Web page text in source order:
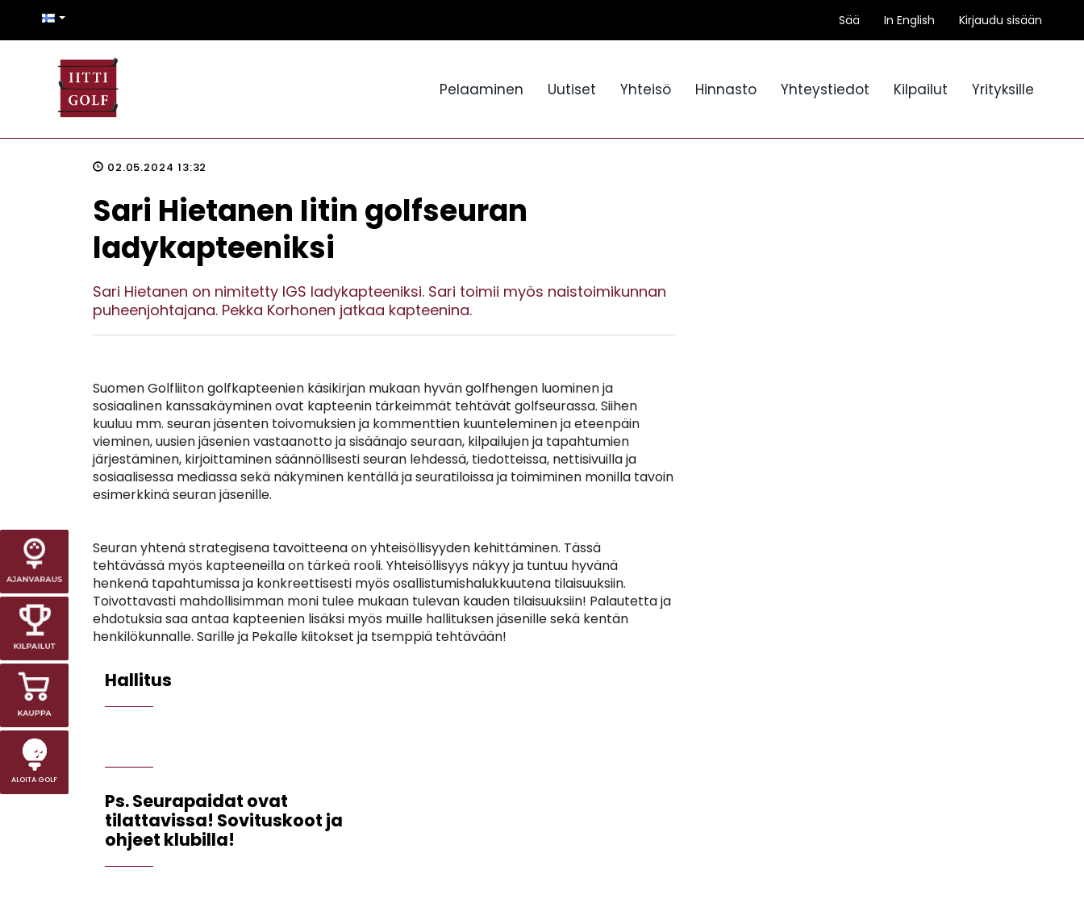
Sää In English Kirjaudu sisään
Pelaaminen Uutiset Yhteisö Hinnasto Yhteystiedot Kilpailut Yrityksille
ALOITA GOLF
02.05.2024 13:32
Sari Hietanen Iitin golfseuran
ladykapteeniksi
Sari Hietanen on nimitetty IGS ladykapteeniksi. Sari toimii myös naistoimikunnan
puheenjohtajana. Pekka Korhonen jatkaa kapteenina.
Suomen Golfliiton golfkapteenien käsikirjan mukaan hyvän golfhengen luominen ja
sosiaalinen kanssakäyminen ovat kapteenin tärkeimmät tehtävät golfseurassa. Siihen
kuuluu mm. seuran jäsenten toivomuksien ja kommenttien kuunteleminen ja eteenpäin
vieminen, uusien jäsenien vastaanotto ja sisäänajo seuraan, kilpailujen ja tapahtumien
järjestäminen, kirjoittaminen säännöllisesti seuran lehdessä, tiedotteissa, nettisivuilla ja
sosiaalisessa mediassa sekä näkyminen kentällä ja seuratiloissa ja toimiminen monilla tavoin
esimerkkinä seuran jäsenille.
Seuran yhtenä strategisena tavoitteena on yhteisöllisyyden kehittäminen. Tässä
tehtävässä myös kapteeneilla on tärkeä rooli. Yhteisöllisyys näkyy ja tuntuu hyvänä
henkenä tapahtumissa ja konkreettisesti myös osallistumishalukkuutena tilaisuuksiin.
Toivottavasti mahdollisimman moni tulee mukaan tulevan kauden tilaisuuksiin! Palautetta ja
ehdotuksia saa antaa kapteenien lisäksi myös muille hallituksen jäsenille sekä kentän
henkilökunnalle. Sarille ja Pekalle kiitokset ja tsemppiä tehtävään!
Hallitus
Ps. Seurapaidat ovat
tilattavissa! Sovituskoot ja
ohjeet klubilla!